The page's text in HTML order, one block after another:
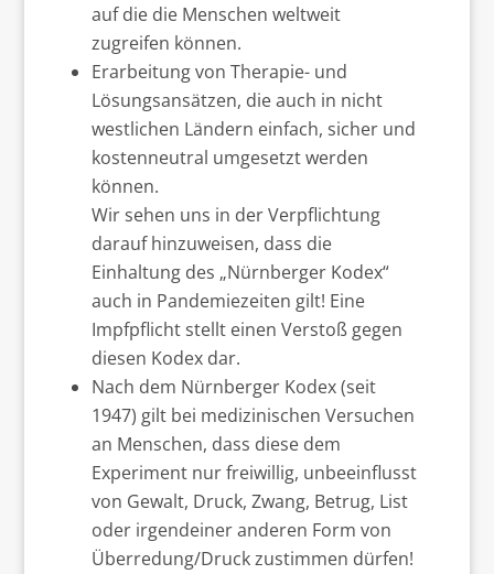
auf die die Menschen weltweit
zugreifen können.
Erarbeitung von Therapie- und
Lösungsansätzen, die auch in nicht
westlichen Ländern einfach, sicher und
kostenneutral umgesetzt werden
können.
Wir sehen uns in der Verpflichtung
darauf hinzuweisen, dass die
Einhaltung des „Nürnberger Kodex“
auch in Pandemiezeiten gilt! Eine
Impfpflicht stellt einen Verstoß gegen
diesen Kodex dar.
Nach dem Nürnberger Kodex (seit
1947) gilt bei medizinischen Versuchen
an Menschen, dass diese dem
Experiment nur freiwillig, unbeeinflusst
von Gewalt, Druck, Zwang, Betrug, List
oder irgendeiner anderen Form von
Überredung/Druck zustimmen dürfen!